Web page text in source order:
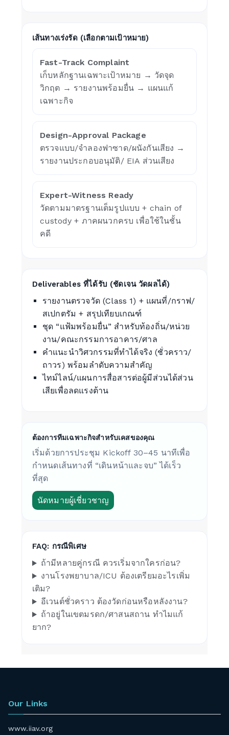
เส้นทางเร่งรัด (เลือกตามเป้าหมาย)
Fast-Track Complaint
เก็บหลักฐานเฉพาะเป้าหมาย → วัดจุด
วิกฤต → รายงานพร้อมยื่น → แผนแก้
เฉพาะกิจ
Design-Approval Package
ตรวจแบบ/จำลองฟาซาด/ผนังกันเสียง →
รายงานประกอบอนุมัติ/ EIA ส่วนเสียง
Expert-Witness Ready
วัดตามมาตรฐานเต็มรูปแบบ + chain of
custody + ภาคผนวกครบ เพื่อใช้ในชั้น
คดี
Deliverables ที่ได้รับ (ชัดเจน วัดผลได้)
รายงานตรวจวัด (Class 1) + แผนที่/กราฟ/
สเปกตรัม + สรุปเทียบเกณฑ์
ชุด “แฟ้มพร้อมยื่น” สำหรับท้องถิ่น/หน่วย
งาน/คณะกรรมการอาคาร/ศาล
คำแนะนำวิศวกรรมที่ทำได้จริง (ชั่วคราว/
ถาวร) พร้อมลำดับความสำคัญ
ไทม์ไลน์/แผนการสื่อสารต่อผู้มีส่วนได้ส่วน
เสียเพื่อลดแรงต้าน
ต้องการทีมเฉพาะกิจสำหรับเคสของคุณ
เริ่มด้วยการประชุม Kickoff 30–45 นาทีเพื่อ
กำหนดเส้นทางที่ “เดินหน้าและจบ” ได้เร็ว
ที่สุด
นัดหมายผู้เชี่ยวชาญ
FAQ: กรณีพิเศษ
ถ้ามีหลายคู่กรณี ควรเริ่มจากใครก่อน?
งานโรงพยาบาล/ICU ต้องเตรียมอะไรเพิ่ม
เติม?
อีเวนต์ชั่วคราว ต้องวัดก่อนหรือหลังงาน?
ถ้าอยู่ในเขตมรดก/ศาสนสถาน ทำไมแก้
ยาก?
Our Links
www.iiav.org